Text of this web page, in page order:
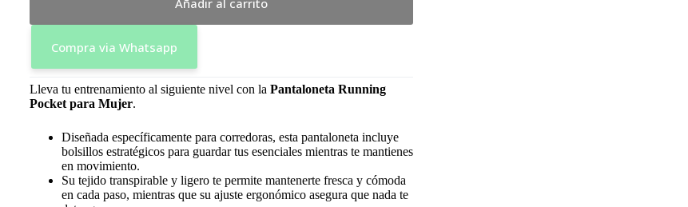
Compra via Whatsapp
Lleva tu entrenamiento al siguiente nivel con la Pantaloneta Running
Pocket para Mujer.
Diseñada específicamente para corredoras, esta pantaloneta incluye
bolsillos estratégicos para guardar tus esenciales mientras te mantienes
en movimiento.
Su tejido transpirable y ligero te permite mantenerte fresca y cómoda
en cada paso, mientras que su ajuste ergonómico asegura que nada te